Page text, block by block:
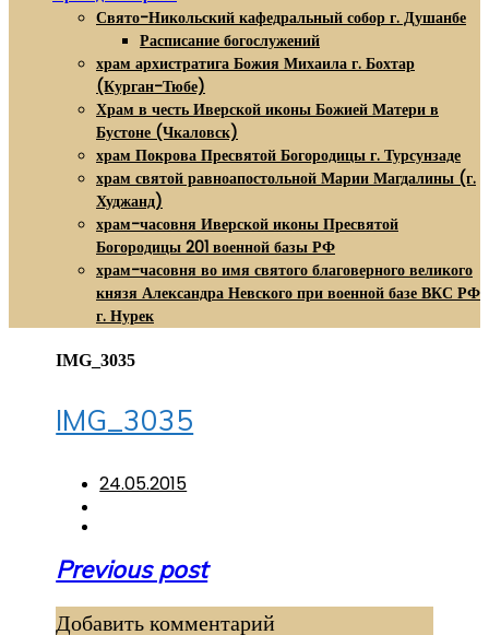
Свято-Никольский кафедральный собор г. Душанбе
Расписание богослужений
храм архистратига Божия Михаила г. Бохтар
(Курган-Тюбе)
Храм в честь Иверской иконы Божией Матери в
Бустоне (Чкаловск)
храм Покрова Пресвятой Богородицы г. Турсунзаде
храм святой равноапостольной Марии Магдалины (г.
Худжанд)
храм-часовня Иверской иконы Пресвятой
Богородицы 201 военной базы РФ
храм-часовня во имя святого благоверного великого
князя Александра Невского при военной базе ВКС РФ
г. Нурек
IMG_3035
IMG_3035
24.05.2015
Навигация
записям
Previous post
Добавить комментарий